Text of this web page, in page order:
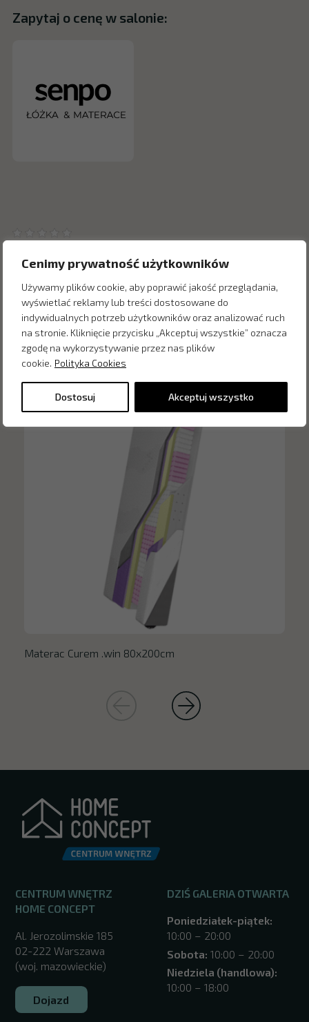
Cenimy prywatność użytkowników
Używamy plików cookie, aby poprawić jakość przeglądania,
wyświetlać reklamy lub treści dostosowane do
indywidualnych potrzeb użytkowników oraz analizować ruch
na stronie. Kliknięcie przycisku „Akceptuj wszystkie” oznacza
zgodę na wykorzystywanie przez nas plików
cookie. Polityka Cookies
Dostosuj Akceptuj wszystko
Zapytaj o cenę w salonie:
Inne produkty z kategorii
Materac Curem .win 80x200cm
CENTRUM WNĘTRZ
HOME CONCEPT
Al. Jerozolimskie 185
02-222 Warszawa
(woj. mazowieckie)
Dojazd
DZIŚ GALERIA OTWARTA
Poniedziałek-piątek:
10:00 – 20:00
Sobota: 10:00 – 20:00
Niedziela (handlowa):
10:00 – 18:00